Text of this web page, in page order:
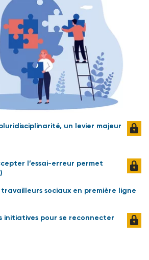
un levier majeur
l’essai-erreur permet
sociaux en première ligne
initiatives pour se reconnecter